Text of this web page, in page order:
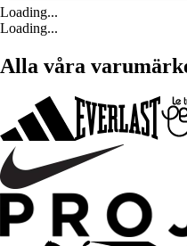
Loading...
Loading...
Alla våra